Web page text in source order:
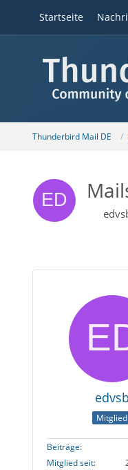
Startseite
Thunderbird Mail DE
edvsb
Mitglied
Beiträge
Mitglied seit